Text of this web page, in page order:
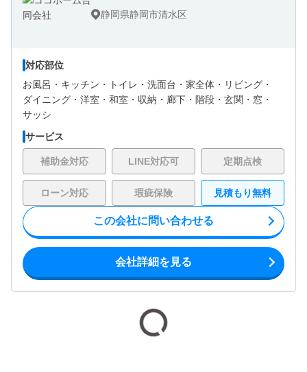
静岡県静岡市清水区
対応部位
お風呂・ キッチン・ トイレ・ 洗面台・ 家全体・ リビング・
ダイニング・ 洋室・ 和室・ 収納・ 廊下・ 階段・ 玄関・ 窓・
サッシ
サービス
補助金対応 LINE対応可 定期点検
ローン対応 瑕疵保険 見積もり無料
この会社に問い合わせる
会社詳細を見る